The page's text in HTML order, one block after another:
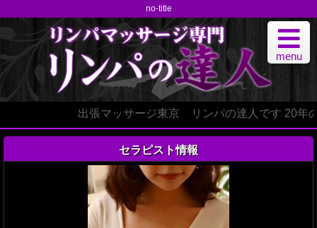
menu
no-title
出張マッサージ東京 リンパの達人です 20年
セラピスト情報